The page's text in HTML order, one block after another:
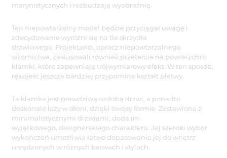
marynistycznych i rozbudzają wyobraźnię.
Ten niepowtarzalny model będzie przyciągał uwagę i
zdecydowanie wyróżni się na tle skrzydła
drzwiowego. Projektanci, oprócz niepowtarzalnego
wzornictwa, zastosowali również przetarcia na powierzchni
klamki, które zapewniają trójwymiarowy efekt. W ten sposób,
rękojeść jeszcze bardziej przypomina kształt płetwy.
Ta klamka jest prawdziwą ozdobą drzwi, a ponadto
doskonale leży w dłoni, dzięki swojej formie. Zestawiona z
minimalistycznymi drzwiami, doda im
wyjątkowego, designerskiego charakteru. Jej szeroki wybór
wykończeń umożliwia łatwe dopasowanie jej do wnętrz
urządzonych w różnych barwach i stylach.